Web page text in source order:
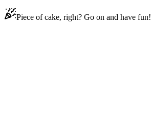
Piece of cake, right? Go on and have fun!